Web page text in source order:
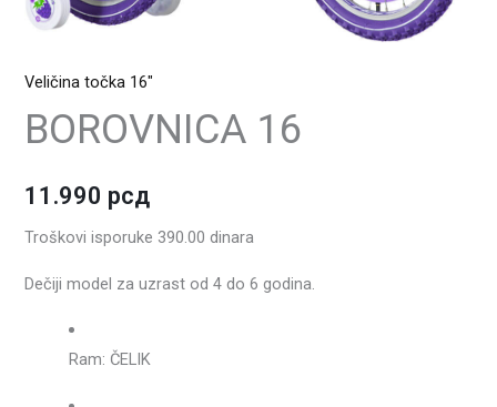
Veličina točka 16"
BOROVNICA 16
11.990 рсд
Troškovi isporuke 390.00 dinara
Dečiji model za uzrast od 4 do 6 godina.
Ram: ČELIK